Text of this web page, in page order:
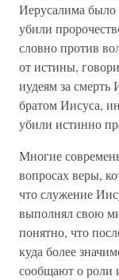
Иерусалима
убили
словно против
от истины,
иудеям за
братом Иисуса,
убили истинно
Многие
вопросах веры,
что служение
выполнял свою
понятно, что
куда более
сообщают о роли